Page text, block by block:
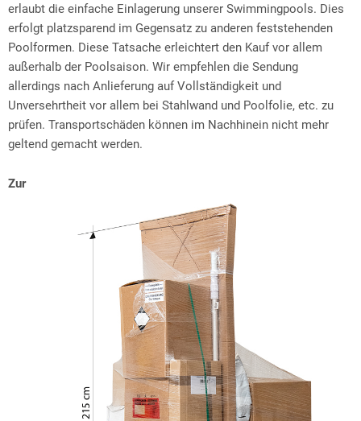
erlaubt die einfache Einlagerung unserer Swimmingpools. Dies
erfolgt platzsparend im Gegensatz zu anderen feststehenden
Poolformen. Diese Tatsache erleichtert den Kauf vor allem
außerhalb der Poolsaison. Wir empfehlen die Sendung
allerdings nach Anlieferung auf Vollständigkeit und
Unversehrtheit vor allem bei Stahlwand und Poolfolie, etc. zu
prüfen. Transportschäden können im Nachhinein nicht mehr
geltend gemacht werden.
Zur